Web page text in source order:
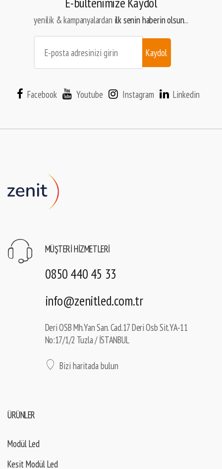
yenilik & kampanyalardan ilk senin haberin olsun...
Kaydol
Facebook Youtube Instagram Linkedin
MÜŞTERI HIZMETLERI
0850 440 45 33
info@zenitled.com.tr
Deri OSB Mh.Yan San. Cad.17 Deri Osb Sit.YA-11
No:17/1/2 Tuzla / İSTANBUL
Bizi haritada bulun
ÜRÜNLER
Modül Led
Kesit Modül Led